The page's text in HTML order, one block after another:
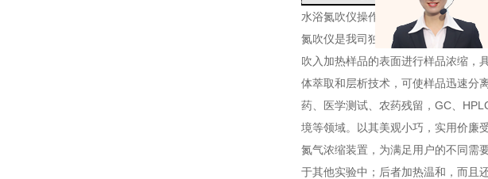
水浴氮吹仪操作过程和注意事项
氮吹仪是我司独立研发的智能型数显
吹入加热样品的表面进行样品浓缩，
体萃取和层析技术，可使样品迅速分
药、医学测试、农药残留，GC、
境等领域。以其美观小巧，实用价廉
氮气浓缩装置，为满足用户的不同需
于其他实验中；后者加热温和，而且